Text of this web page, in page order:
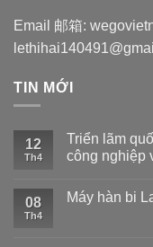
Email 邮箱:
TIN MỚI
12
Th4
Triển lãm
công nghiệp
08
Th4
Máy hàn bi